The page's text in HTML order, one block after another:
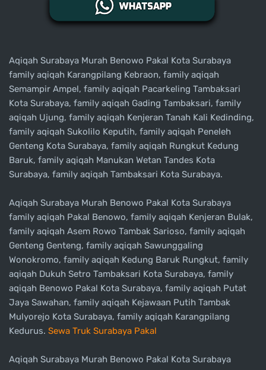
Aqiqah Surabaya Murah Benowo Pakal Kota Surabaya
family aqiqah Karangpilang Kebraon, family aqiqah
Semampir Ampel, family aqiqah Pacarkeling Tambaksari
Kota Surabaya, family aqiqah Gading Tambaksari, family
aqiqah Ujung, family aqiqah Kenjeran Tanah Kali Kedinding,
family aqiqah Sukolilo Keputih, family aqiqah Peneleh
Genteng Kota Surabaya, family aqiqah Rungkut Kedung
Baruk, family aqiqah Manukan Wetan Tandes Kota
Surabaya, family aqiqah Tambaksari Kota Surabaya.
Aqiqah Surabaya Murah Benowo Pakal Kota Surabaya
family aqiqah Pakal Benowo, family aqiqah Kenjeran Bulak,
family aqiqah Asem Rowo Tambak Sarioso, family aqiqah
Genteng Genteng, family aqiqah Sawunggaling
Wonokromo, family aqiqah Kedung Baruk Rungkut, family
aqiqah Dukuh Setro Tambaksari Kota Surabaya, family
aqiqah Benowo Pakal Kota Surabaya, family aqiqah Putat
Jaya Sawahan, family aqiqah Kejawaan Putih Tambak
Mulyorejo Kota Surabaya, family aqiqah Karangpilang
Kedurus. Sewa Truk Surabaya Pakal
Aqiqah Surabaya Murah Benowo Pakal Kota Surabaya